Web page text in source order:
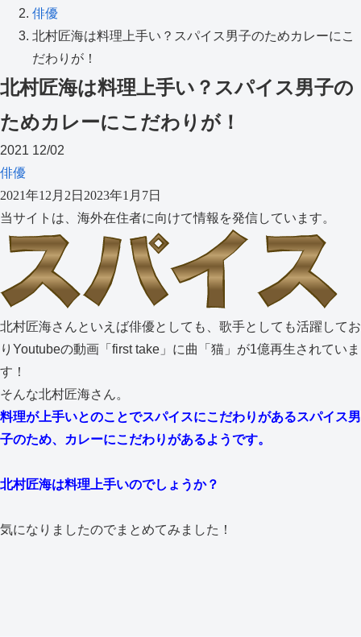
俳優
北村匠海は料理上手い？スパイス男子のためカレーにこ
だわりが！
北村匠海は料理上手い？スパイス男子の
ためカレーにこだわりが！
2021 12/02
俳優
2021年12月2日 2023年1月7日
当サイトは、海外在住者に向けて情報を発信しています。
北村匠海さんといえば俳優としても、歌手としても活躍してお
りYoutubeの動画「first take」に曲「猫」が1億再生されていま
す！
そんな北村匠海さん。
料理が上手いとのことでスパイスにこだわりがあるスパイス男
子のため、カレーにこだわりがあるようです。
北村匠海は料理上手いのでしょうか？
気になりましたのでまとめてみました！